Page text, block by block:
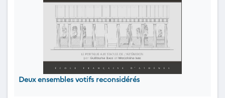
Deux ensembles votifs reconsidérés